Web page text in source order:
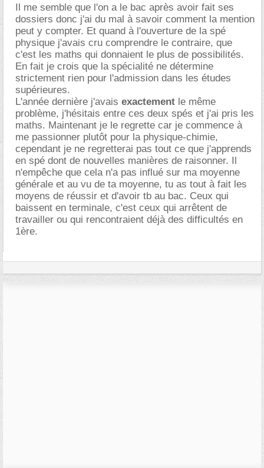
Il me semble que l'on a le bac après avoir fait ses
dossiers donc j'ai du mal à savoir comment la mention
peut y compter. Et quand à l'ouverture de la spé
physique j'avais cru comprendre le contraire, que
c'est les maths qui donnaient le plus de possibilités.
En fait je crois que la spécialité ne détermine
strictement rien pour l'admission dans les études
supérieures.
L'année dernière j'avais exactement le même
problème, j'hésitais entre ces deux spés et j'ai pris les
maths. Maintenant je le regrette car je commence à
me passionner plutôt pour la physique-chimie,
cependant je ne regretterai pas tout ce que j'apprends
en spé dont de nouvelles manières de raisonner. Il
n'empêche que cela n'a pas influé sur ma moyenne
générale et au vu de ta moyenne, tu as tout à fait les
moyens de réussir et d'avoir tb au bac. Ceux qui
baissent en terminale, c'est ceux qui arrêtent de
travailler ou qui rencontraient déjà des difficultés en
1ère.